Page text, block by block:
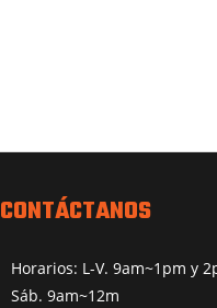
CONTÁCTANOS
Horarios: L-V. 9am~1pm y
Sáb. 9am~12m